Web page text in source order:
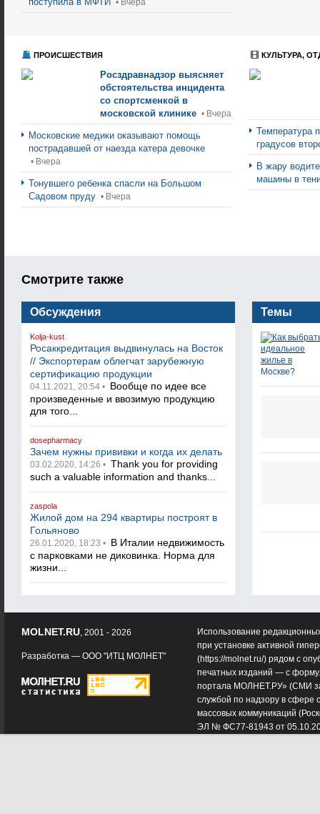
• Вчера
ПРОИСШЕСТВИЯ
Росздравнадзор выясняет
обстоятельства инцидента
со спортсменкой в
московской клинике • Вчера
Московские медики оказывают помощь
пострадавшей от наезда катера девочке
• Вчера
Тонувшего ребенка спасли на Большом
Садовом пруду • Вчера
КУЛЬТУРА,
Температура
градусов
В жару
машины в
Смотрите также
Обсуждения
Kolja-kust
Росаккредитация выдвинулась на Восток
// Экспортерам облегчат зарубежную
сертификацию продукции
04.11.2021, 20:54 • Вообще по идее все
произведенные и ввозимую продукцию
для того...
dosepharmacy
Зачем нужны прививки и когда их делать
03.02.2020, 14:26 • Thank you for providing
such a valuable information and thanks...
zaspola
Жилой дом на 294 квартиры построят в
Гольяново
26.01.2020, 18:23 • В Италии недвижимость
с парковками не диковинка. Норма для
жизни...
Темы
Использование
при установке активной
(https://molnet.ru/) рядом с
печатных изданий — с
портала МОЛНЕТ.РУ» (СМИ
службой по надзору в сфере
массовых коммуникаций
ЭЛ № ФС77-81943 от
MOLNET.RU, 2001 - 2026
Разработка — ООО "ИТЦ МОЛНЕТ"